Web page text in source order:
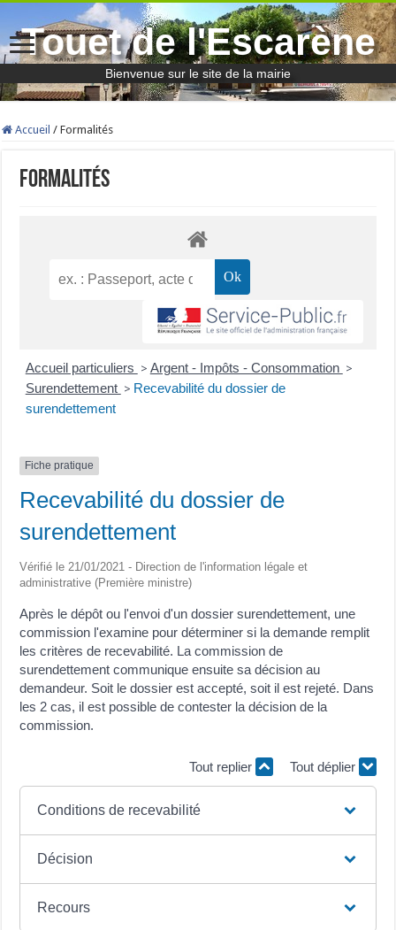
Touet de l'Escarène
Bienvenue sur le site de la mairie
Accueil / Formalités
Formalités
Accueil particuliers > Argent - Impôts - Consommation >
Surendettement > Recevabilité du dossier de
surendettement
Fiche pratique
Recevabilité du dossier de
surendettement
Vérifié le 21/01/2021 - Direction de l'information légale et
administrative (Première ministre)
Après le dépôt ou l'envoi d'un dossier surendettement, une
commission l'examine pour déterminer si la demande remplit
les critères de recevabilité. La commission de
surendettement communique ensuite sa décision au
demandeur. Soit le dossier est accepté, soit il est rejeté. Dans
les 2 cas, il est possible de contester la décision de la
commission.
Tout replier Tout déplier
Conditions de recevabilité
Décision
Recours